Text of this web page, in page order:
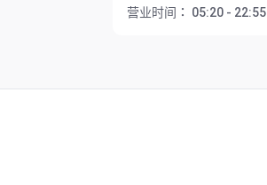
营业时间：
05:20 - 22:55